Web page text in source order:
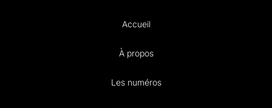
Accueil
À propos
Les numéros